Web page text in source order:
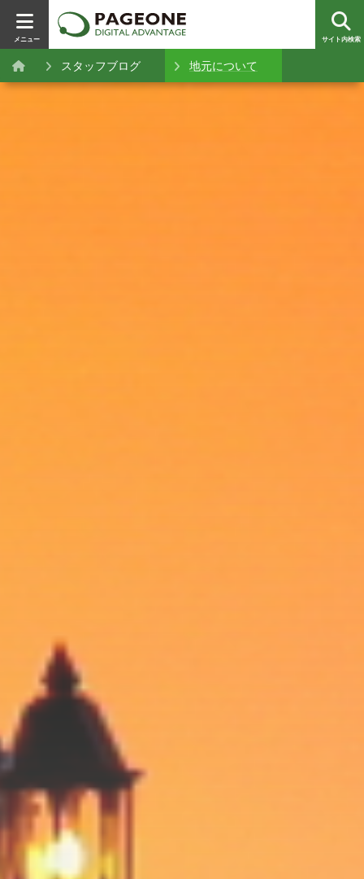
メニュー サイト内検索
スタッフブログ 地元について